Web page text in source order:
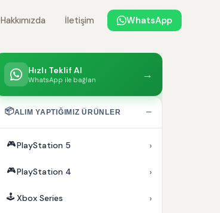
Hakkımızda İletişim WhatsApp
Hızlı Teklif Al
WhatsApp ile bağlan →
📦ALIM YAPTIĞIMIZ ÜRÜNLER −
🎮PlayStation 5 ›
🎮PlayStation 4 ›
🕹️ Xbox Series ›